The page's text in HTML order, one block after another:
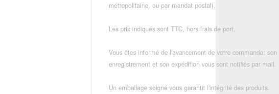
métropolitaine, ou par mandat postal),
Les prix indiqués sont TTC, hors frais de port,
Vous êtes informé de l'avancement de votre commande: son
enregistrement et son expédition vous sont notifiés par mail.
Un emballage soigné vous garantit l'intégrité des produits.